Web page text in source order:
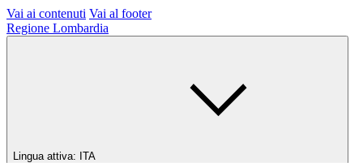
Vai ai contenuti Vai al footer
Regione Lombardia
Lingua attiva: ITA